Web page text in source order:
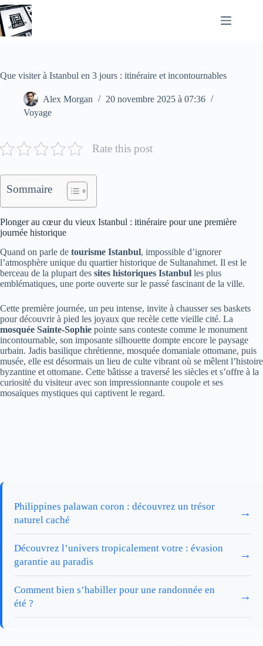
Passer
au
contenu
Que visiter à Istanbul en 3 jours : itinéraire et incontournables
Alex Morgan
20 novembre 2025 à 07:36
Voyage
Rate this post
Sommaire
Plonger au cœur du vieux Istanbul : itinéraire pour une première
journée historique
Quand on parle de tourisme Istanbul, impossible d’ignorer
l’atmosphère unique du quartier historique de Sultanahmet. Il est le
berceau de la plupart des sites historiques Istanbul les plus
emblématiques, une porte ouverte sur le passé fascinant de la ville.
Cette première journée, un peu intense, invite à chausser ses baskets
pour découvrir à pied les joyaux que recèle cette vieille cité. La
mosquée Sainte-Sophie pointe sans conteste comme le monument
incontournable, son imposante silhouette dompte encore le paysage
urbain. Jadis basilique chrétienne, mosquée domaniale ottomane, puis
musée, elle est désormais un lieu de culte vibrant où se mêlent l’histoire
byzantine et ottomane. Cette bâtisse a traversé les siècles et s’offre à la
curiosité du visiteur avec son impressionnante coupole et ses
mosaïques mystiques qui captivent le regard.
Philippines palawan coron : découvrez un trésor
naturel caché
→
Découvrez l’univers tropicalement votre : évasion
garantie au paradis
→
Comment bien s’habiller pour une randonnée en
été ?
→